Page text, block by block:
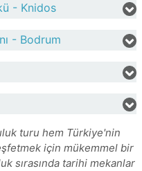
- Knidos
- Bodrum
turu hem Türkiye'nin
için mükemmel bir
sırasında tarihi mekanlar